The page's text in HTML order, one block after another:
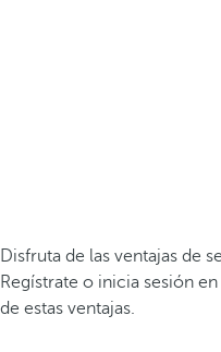
Disfruta de las ventajas de
Regístrate o inicia sesión
de estas ventajas.